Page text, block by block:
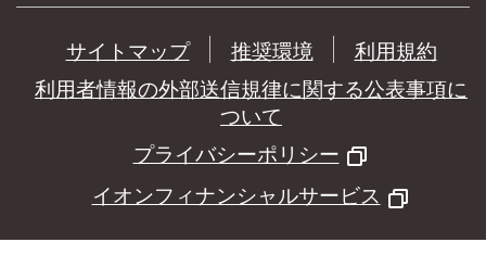
サイトマップ 推奨環境
利用規約
利用者情報の外部送信規律に関する公表事項に
ついて
プライバシーポリシー
イオンフィナンシャルサービス